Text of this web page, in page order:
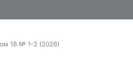
18 № 1-2 (2026)